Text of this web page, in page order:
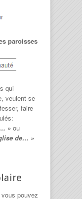
paroisses
qui
veulent se
faire
» ou
de… »
vous pouvez